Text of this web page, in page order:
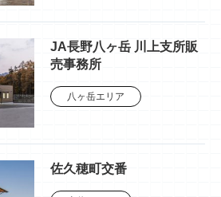
JA長野八ヶ岳 川上支所販
売事務所
八ヶ岳エリア
佐久穂町交番